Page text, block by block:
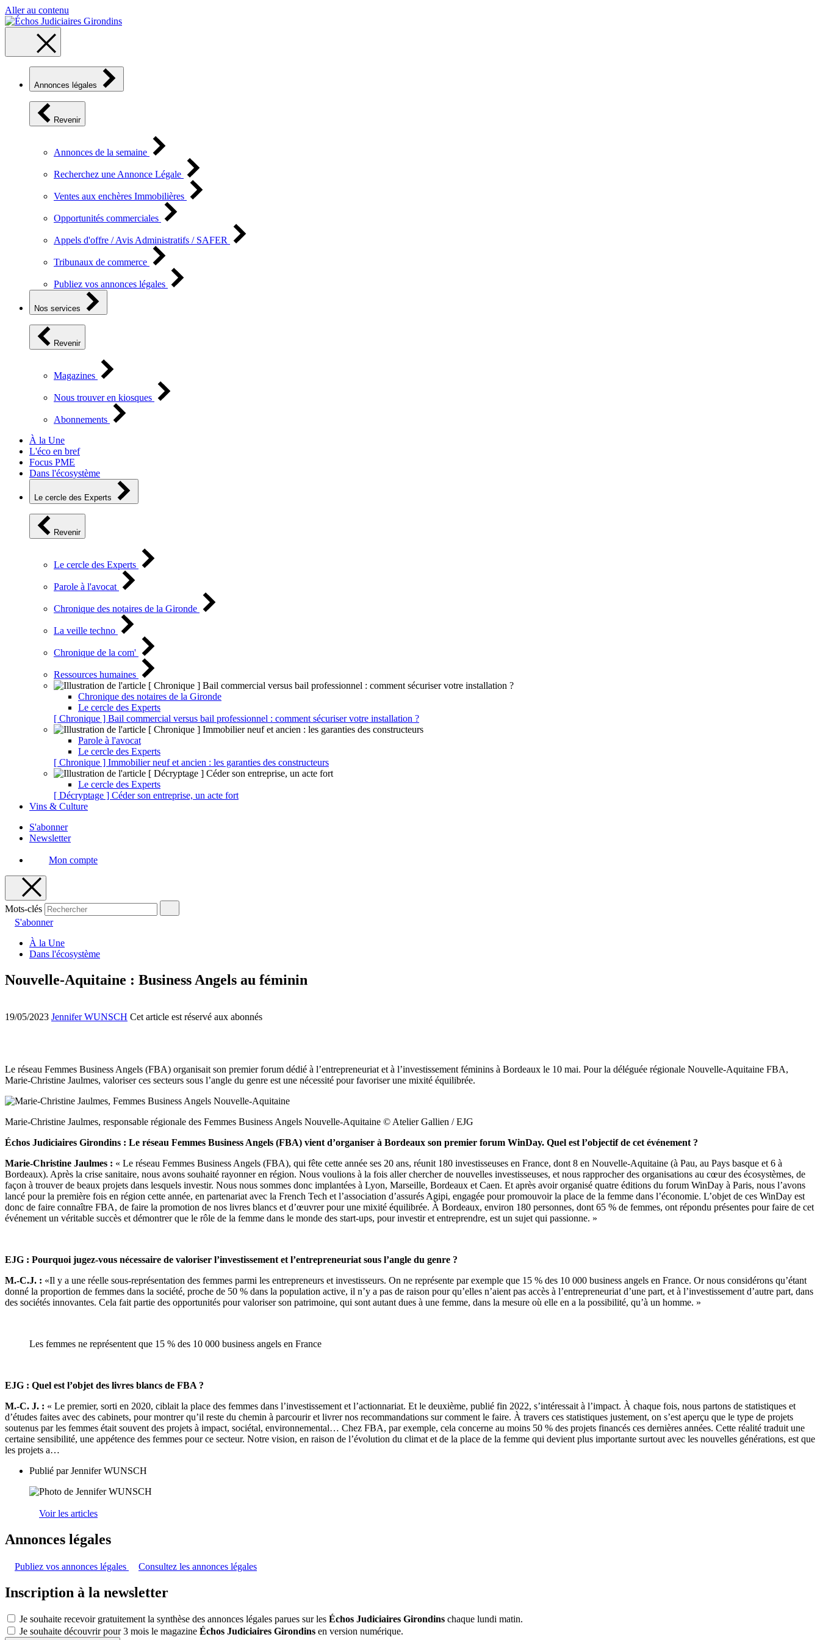
Aller au contenu
Annonces légales
Revenir
Annonces de la semaine
Recherchez une Annonce Légale
Ventes aux enchères Immobilières
Opportunités commerciales
Appels d'offre / Avis Administratifs / SAFER
Tribunaux de commerce
Publiez vos annonces légales
Nos services
Revenir
Magazines
Nous trouver en kiosques
Abonnements
À la Une
L'éco en bref
Focus PME
Dans l'écosystème
Le cercle des Experts
Revenir
Le cercle des Experts
Parole à l'avocat
Chronique des notaires de la Gironde
La veille techno
Chronique de la com'
Ressources humaines
Chronique des notaires de la Gironde
Le cercle des Experts
[ Chronique ] Bail commercial versus bail professionnel : comment sécuriser votre installation ?
Parole à l'avocat
Le cercle des Experts
[ Chronique ] Immobilier neuf et ancien : les garanties des constructeurs
Le cercle des Experts
[ Décryptage ] Céder son entreprise, un acte fort
Vins & Culture
S'abonner
Newsletter
Mon compte
Mots-clés
S'abonner
À la Une
Dans l'écosystème
Nouvelle-Aquitaine : Business Angels au féminin
19/05/2023 Jennifer WUNSCH Cet article est réservé aux abonnés
Le réseau Femmes Business Angels (FBA) organisait son premier forum dédié à l’entrepreneuriat et à l’investissement féminins à Bordeaux le 10 mai. Pour la déléguée régionale Nouvelle-Aquitaine FBA,
Marie-Christine Jaulmes, valoriser ces secteurs sous l’angle du genre est une nécessité pour favoriser une mixité équilibrée.
Marie-Christine Jaulmes, responsable régionale des Femmes Business Angels Nouvelle-Aquitaine © Atelier Gallien / EJG
Échos Judiciaires Girondins : Le réseau Femmes Business Angels (FBA) vient d’organiser à Bordeaux son premier forum WinDay. Quel est l’objectif de cet événement ?
Marie-Christine Jaulmes : « Le réseau Femmes Business Angels (FBA), qui fête cette année ses 20 ans, réunit 180 investisseuses en France, dont 8 en Nouvelle-Aquitaine (à Pau, au Pays basque et 6 à
Bordeaux). Après la crise sanitaire, nous avons souhaité rayonner en région. Nous voulions à la fois aller chercher de nouvelles investisseuses, et nous rapprocher des organisations au cœur des écosystèmes, de
façon à trouver de beaux projets dans lesquels investir. Nous nous sommes donc implantées à Lyon, Marseille, Bordeaux et Caen. Et après avoir organisé quatre éditions du forum WinDay à Paris, nous l’avons
lancé pour la première fois en région cette année, en partenariat avec la French Tech et l’association d’assurés Agipi, engagée pour promouvoir la place de la femme dans l’économie. L’objet de ces WinDay est
donc de faire connaître FBA, de faire la promotion de nos livres blancs et d’œuvrer pour une mixité équilibrée. À Bordeaux, environ 180 personnes, dont 65 % de femmes, ont répondu présentes pour faire de cet
événement un véritable succès et démontrer que le rôle de la femme dans le monde des start-ups, pour investir et entreprendre, est un sujet qui passionne. »
EJG : Pourquoi jugez-vous nécessaire de valoriser l’investissement et l’entrepreneuriat sous l’angle du genre ?
M.-C.J. : «Il y a une réelle sous-représentation des femmes parmi les entrepreneurs et investisseurs. On ne représente par exemple que 15 % des 10 000 business angels en France. Or nous considérons qu’étant
donné la proportion de femmes dans la société, proche de 50 % dans la population active, il n’y a pas de raison pour qu’elles n’aient pas accès à l’entrepreneuriat d’une part, et à l’investissement d’autre part, dans
des sociétés innovantes. Cela fait partie des opportunités pour valoriser son patrimoine, qui sont autant dues à une femme, dans la mesure où elle en a la possibilité, qu’à un homme. »
Les femmes ne représentent que 15 % des 10 000 business angels en France
EJG : Quel est l’objet des livres blancs de FBA ?
M.-C. J. : « Le premier, sorti en 2020, ciblait la place des femmes dans l’investissement et l’actionnariat. Et le deuxième, publié fin 2022, s’intéressait à l’impact. À chaque fois, nous partons de statistiques et
d’études faites avec des cabinets, pour montrer qu’il reste du chemin à parcourir et livrer nos recommandations sur comment le faire. À travers ces statistiques justement, on s’est aperçu que le type de projets
soutenus par les femmes était souvent des projets à impact, sociétal, environnemental… Chez FBA, par exemple, cela concerne au moins 50 % des projets financés ces dernières années. Cette réalité traduit une
certaine sensibilité, une appétence des femmes pour ce secteur. Notre vision, en raison de l’évolution du climat et de la place de la femme qui devient plus importante surtout avec les nouvelles générations, est que
les projets a…
Publié parJennifer WUNSCH
Voir les articles
Annonces légales
Publiez vos annonces légales Consultez les annonces légales
Inscription à la newsletter
Je souhaite recevoir gratuitement la synthèse des annonces légales parues sur les Échos Judiciaires Girondins chaque lundi matin.
Je souhaite découvrir pour 3 mois le magazine Échos Judiciaires Girondins en version numérique.